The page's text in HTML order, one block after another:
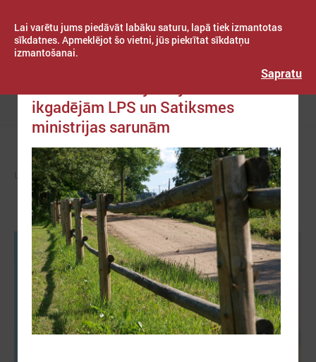
Lai varētu jums piedāvāt labāku saturu, lapā tiek izmantotas
sīkdatnes. Apmeklējot šo vietni, jūs piekrītat sīkdatņu
izmantošanai.
Sapratu
Izvēlne
KOMITEJAS TAUTSAIMNIECĪBAS KOMITEJA
ikgadējām LPS un Satiksmes
ministrijas sarunām